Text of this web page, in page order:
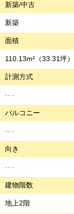
新築/中古
新築
面積
110.13m² （33.31坪）
計測方式
---
バルコニー
---
向き
---
建物階数
地上2階